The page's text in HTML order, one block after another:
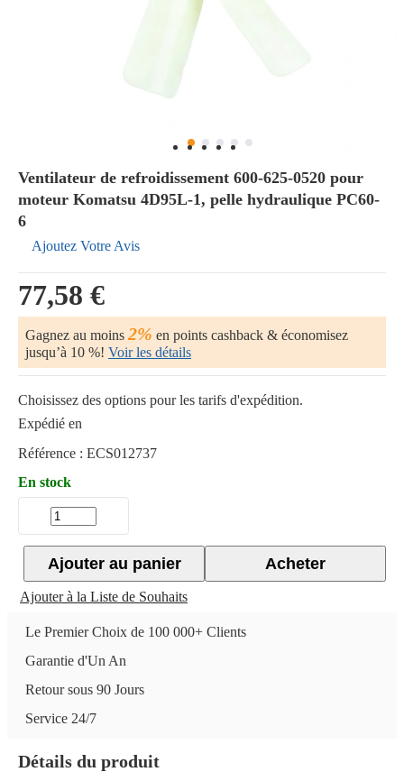
Ventilateur de refroidissement 600-625-0520 pour
moteur Komatsu 4D95L-1, pelle hydraulique PC60-
6
Ajoutez Votre Avis
77,58 €
Gagnez au moins 2% en points cashback & économisez
jusqu’à 10 %! Voir les détails
Choisissez des options pour les tarifs d'expédition.
Expédié en
Référence : ECS012737
En stock
Acheter
Ajouter au panier
Ajouter à la Liste de Souhaits
Le Premier Choix de 100 000+ Clients
Garantie d'Un An
Retour sous 90 Jours
Service 24/7
Détails du produit